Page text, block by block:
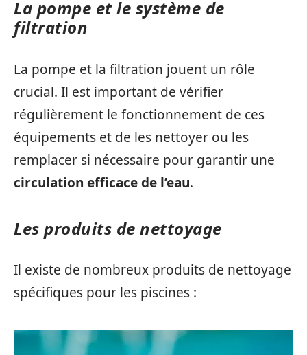
La pompe et le système de
filtration
La pompe et la filtration jouent un rôle
crucial. Il est important de vérifier
régulièrement le fonctionnement de ces
équipements et de les nettoyer ou les
remplacer si nécessaire pour garantir une
circulation efficace de l’eau.
Les produits de nettoyage
Il existe de nombreux produits de nettoyage
spécifiques pour les piscines :